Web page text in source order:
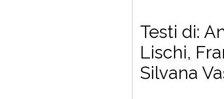
Testi di:
Lischi,
Silvana